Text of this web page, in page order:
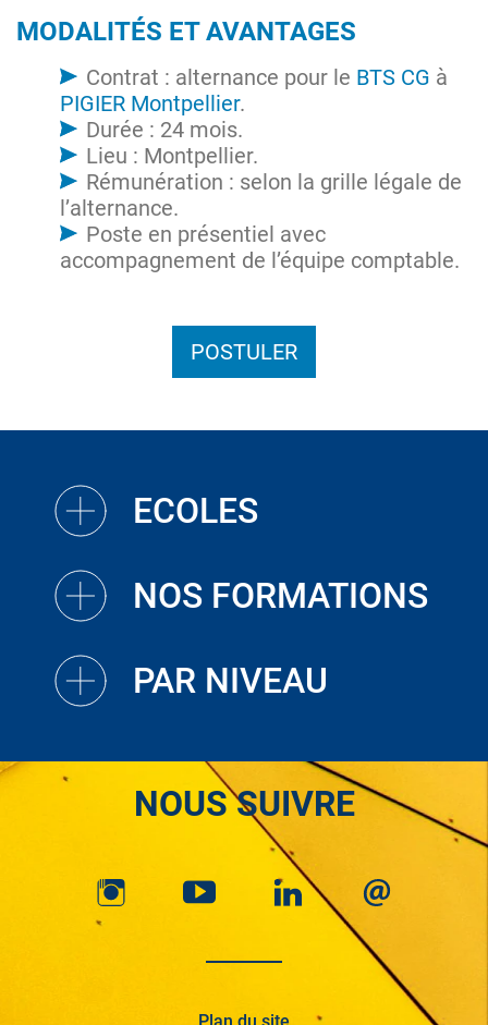
MODALITÉS ET AVANTAGES
Contrat : alternance pour le BTS CG à
PIGIER Montpellier.
Durée : 24 mois.
Lieu : Montpellier.
Rémunération : selon la grille légale de
l’alternance.
Poste en présentiel avec
accompagnement de l’équipe comptable.
POSTULER
ECOLES
NOS FORMATIONS
PAR NIVEAU
NOUS SUIVRE